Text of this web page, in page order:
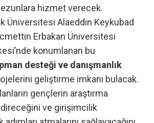
hizmet verecek.
Üniversitesi Alaeddin Keykubad
Erbakan Üniversitesi
konumlanan bu
desteği ve danışmanlık
geliştirme imkanı bulacak.
gençlerin araştırma
ve girişimcilik